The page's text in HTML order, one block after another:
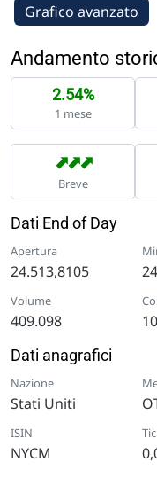
Grafico avanzato
Andamento
2.54%
1 mese
➡
➡
➡
Breve
Dati End of Day
Apertura
24.513,8105
Volume
409.098
Dati anagrafici
Nazione
Stati Uniti
ISIN
NYCM